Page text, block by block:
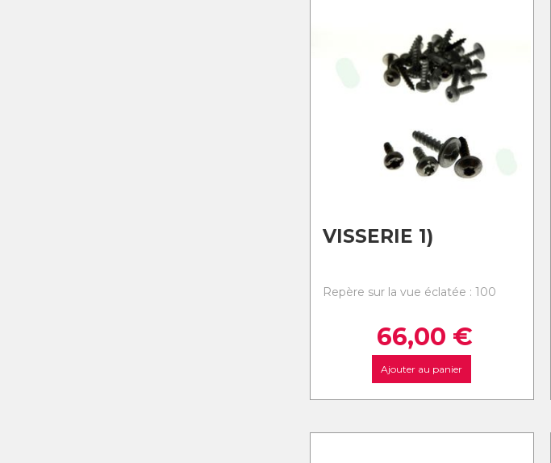
VISSERIE 1)
Repère sur la vue éclatée : 100
66,00 €
Ajouter au panier